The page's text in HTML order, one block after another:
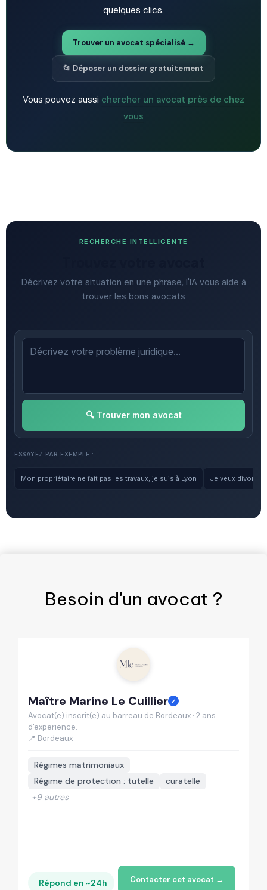
quelques clics.
Trouver un avocat spécialisé →
📂 Déposer un dossier gratuitement
Vous pouvez aussi chercher un avocat près de chez
vous
RECHERCHE INTELLIGENTE
Décrivez votre situation en une phrase, l'IA vous aide à
trouver les bons avocats
🔍 Trouver mon avocat
ESSAYEZ PAR EXEMPLE :
Mon propriétaire ne fait pas les travaux, je suis à Lyon Je veux
Besoin d'un avocat ?
Maître Marine Le Cuillier ✓
Avocat(e) inscrit(e) au barreau de Bordeaux · 2 ans
d'experience.
📍 Bordeaux
Régimes matrimoniaux
Régime de protection : tutelle
curatelle
+9 autres
Répond en ~24h Contacter cet avocat →